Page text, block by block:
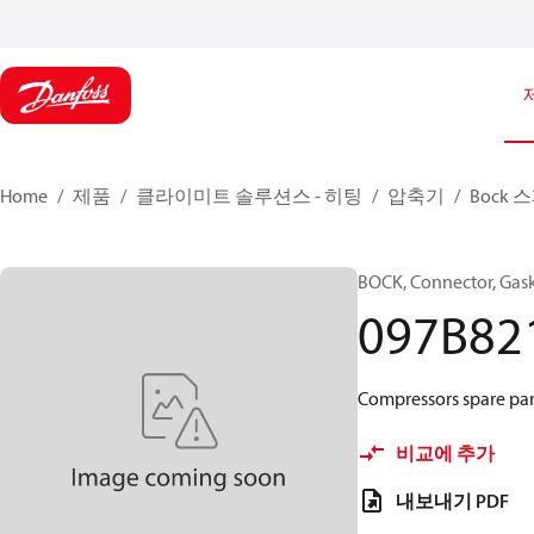
Home 제품 클라이미트 솔루션스 - 히팅 압축기 Bock
BOCK, Connector,
Compressors spare
비교에 추가
내보내기 PDF